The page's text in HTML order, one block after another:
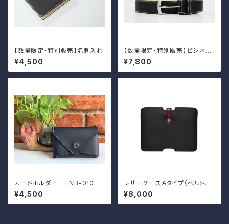
【数量限定・特別販売】名刺入れ
¥4,500
【数量限定・特別販売】ビジネス
ベルト
¥7,800
カードホルダー TNB-010
¥4,500
レザーケースＡタイプ（ベルトあ
り） TNB-011
¥8,000